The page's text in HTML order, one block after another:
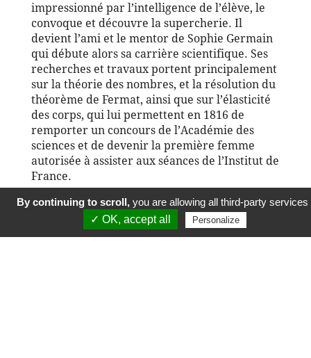
impressionné par l’intelligence de l’élève, le
convoque et découvre la supercherie. Il
devient l’ami et le mentor de Sophie Germain
qui débute alors sa carrière scientifique. Ses
recherches et travaux portent principalement
sur la théorie des nombres, et la résolution du
théorème de Fermat, ainsi que sur l’élasticité
des corps, qui lui permettent en 1816 de
remporter un concours de l’Académie des
sciences et de devenir la première femme
autorisée à assister aux séances de l’Institut de
France.
Histoire suivante
By continuing to scroll, you are allowing all third-party services
✓ OK, accept all
Personalize